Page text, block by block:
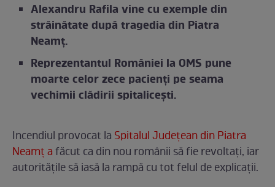
Alexandru Rafila vine cu exemple din
străinătate după tragedia din Piatra
Neamț.
Reprezentantul României la OMS pune
moarte celor zece pacienți pe seama
vechimii clădirii spitalicești.
Incendiul provocat la Spitalul Județean din Piatra
Neamț afăcut ca din nou românii să fie revoltați, iar
autoritățile să iasă la rampă cu tot felul de explicații.